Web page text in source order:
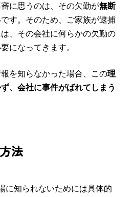
に思うのは、その欠勤が無断
す。そのため、ご家族が逮捕
、その会社に何らかの欠勤の
になってきます。
を知らなかった場合、この理
、会社に事件がばれてしまう
法
に知られないためには具体的